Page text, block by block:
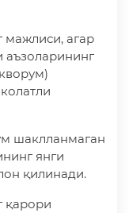
агар
аъзоларининг
шаклланмаган
янги
қилинади.
қарори